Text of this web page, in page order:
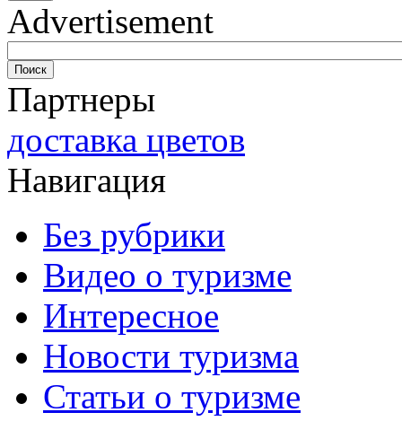
Advertisement
Партнеры
доставка цветов
Навигация
Без рубрики
Видео о туризме
Интересное
Новости туризма
Статьи о туризме